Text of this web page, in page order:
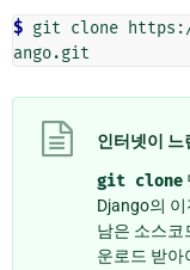
$ git clone
인터넷이 느
git clone
Django의
남은 소스코
운로드 받아